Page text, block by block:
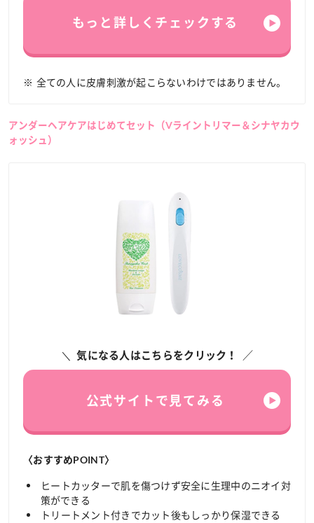
もっと詳しくチェックする
※ 全ての人に皮膚刺激が起こらないわけではありません。
アンダーヘアケアはじめてセット（Vライントリマー＆シナヤカウ
ォッシュ）
気になる人はこちらをクリック！
公式サイトで見てみる
〈おすすめPOINT〉
ヒートカッターで肌を傷つけず安全に生理中のニオイ対
策ができる
トリートメント付きでカット後もしっかり保湿できる